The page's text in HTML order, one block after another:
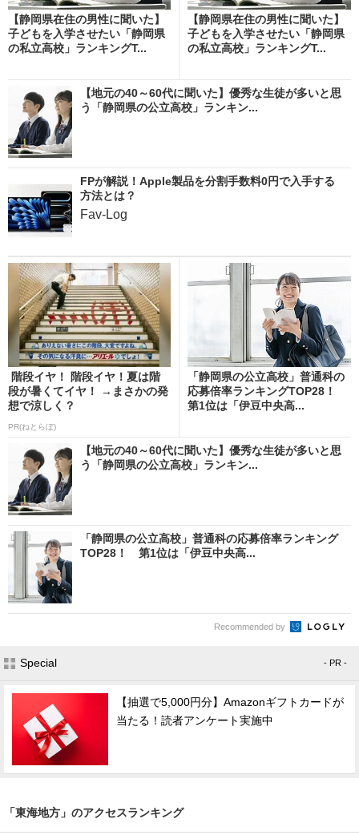
【静岡県在住の男性に聞いた】
子どもを入学させたい「静岡県
の私立高校」ランキングT...
【静岡県在住の男性に聞いた】
子どもを入学させたい「静岡県
の私立高校」ランキングT...
【地元の40～60代に聞いた】優秀な生徒が多いと思
う「静岡県の公立高校」ランキン...
FPが解説！Apple製品を分割手数料0円で入手する
方法とは？
Fav-Log
階段イヤ！ 階段イヤ！夏は階
段が暑くてイヤ！ →まさかの発
想で涼しく？
PR(ねとらぼ)
「静岡県の公立高校」普通科の
応募倍率ランキングTOP28！
第1位は「伊豆中央高...
【地元の40～60代に聞いた】優秀な生徒が多いと思
う「静岡県の公立高校」ランキン...
「静岡県の公立高校」普通科の応募倍率ランキング
TOP28！ 第1位は「伊豆中央高...
Recommended by
Special - PR -
【抽選で5,000円分】Amazonギフトカードが
当たる！読者アンケート実施中
「東海地方」のアクセスランキング